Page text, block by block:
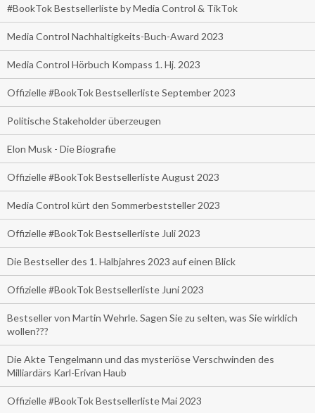
#BookTok Bestsellerliste by Media Control & TikTok
Media Control Nachhaltigkeits-Buch-Award 2023
Media Control Hörbuch Kompass 1. Hj. 2023
Offizielle #BookTok Bestsellerliste September 2023
Politische Stakeholder überzeugen
Elon Musk - Die Biografie
Offizielle #BookTok Bestsellerliste August 2023
Media Control kürt den Sommerbeststeller 2023
Offizielle #BookTok Bestsellerliste Juli 2023
Die Bestseller des 1. Halbjahres 2023 auf einen Blick
Offizielle #BookTok Bestsellerliste Juni 2023
Bestseller von Martin Wehrle. Sagen Sie zu selten, was Sie wirklich
wollen???
Die Akte Tengelmann und das mysteriöse Verschwinden des
Milliardärs Karl-Erivan Haub
Offizielle #BookTok Bestsellerliste Mai 2023